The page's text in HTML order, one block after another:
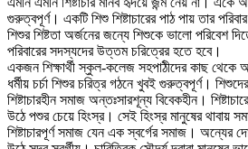
গুরুত্বপূর্ণ। একটি শিশু শিষ্টাচারের পাঠ পায় তার
শিশুর শিষ্টতা অর্জনের জন্যে শিশুকে ভালো পরিবেশ
পরিবারের সদস্যদের উত্তম চরিত্রের হতে হবে।
একজন শিক্ষার্থী স্কুল-কলেজ সহপাঠীদের কাছ থেকে
ধর্মীয় চর্চা শিশুর চরিত্র গঠনে খুবই গুরুত্বপূর্ণ।
শিষ্টাচারহীন সমাজ অন্তঃসারশূন্য বিবেকহীন।
উঠে পশুর চেয়ে হিংস্র। সেই হিংস্র মানুষের থাবায়
শিষ্টাচারপূর্ণ সমাজ যেন এক স্বর্গের সমাজ। অন্যের